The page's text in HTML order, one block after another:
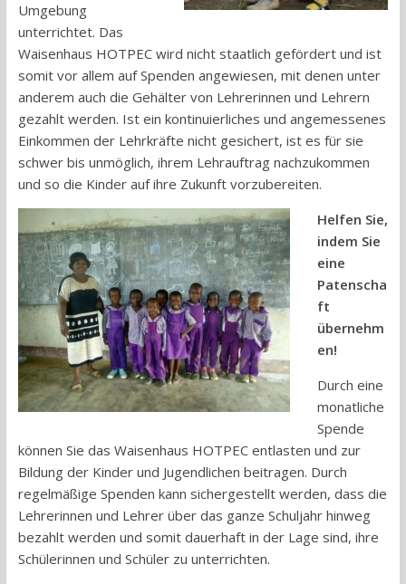
Umgebung
unterrichtet. Das
Waisenhaus HOTPEC wird nicht staatlich gefördert und ist
somit vor allem auf Spenden angewiesen, mit denen unter
anderem auch die Gehälter von Lehrerinnen und Lehrern
gezahlt werden. Ist ein kontinuierliches und angemessenes
Einkommen der Lehrkräfte nicht gesichert, ist es für sie
schwer bis unmöglich, ihrem Lehrauftrag nachzukommen
und so die Kinder auf ihre Zukunft vorzubereiten.
Helfen Sie,
indem Sie
eine
Patenscha
ft
übernehm
en!
Durch eine
monatliche
Spende
können Sie das Waisenhaus HOTPEC entlasten und zur
Bildung der Kinder und Jugendlichen beitragen. Durch
regelmäßige Spenden kann sichergestellt werden, dass die
Lehrerinnen und Lehrer über das ganze Schuljahr hinweg
bezahlt werden und somit dauerhaft in der Lage sind, ihre
Schülerinnen und Schüler zu unterrichten.